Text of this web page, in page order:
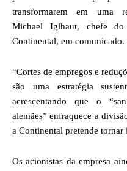
transformarem em uma
Michael Iglhaut, chefe
Continental, em comunicado.
“Cortes de empregos e
são uma estratégia
acrescentando que o
alemães” enfraquece a
a Continental pretende tornar
Os acionistas da empresa